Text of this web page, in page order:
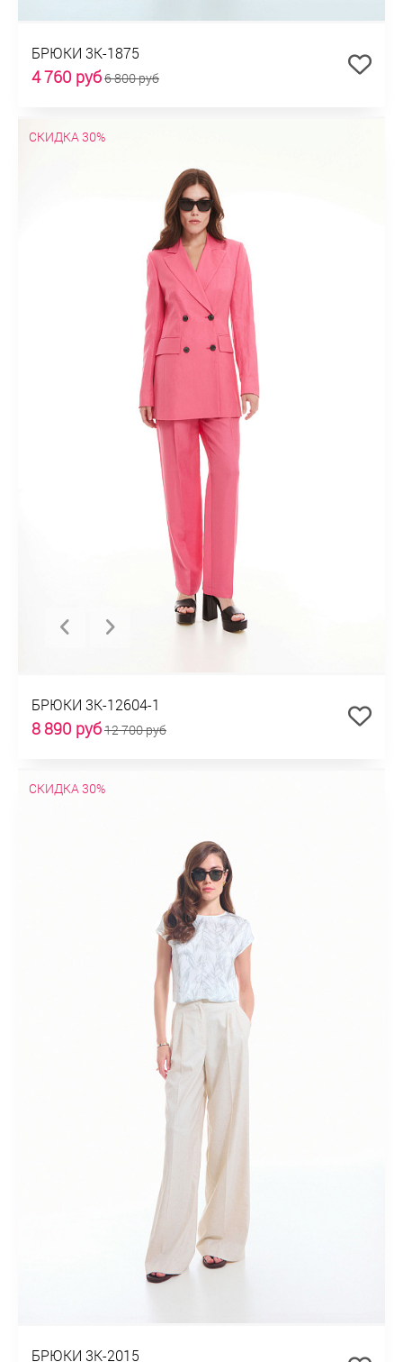
БРЮКИ 3К-1875
4 760 руб6 800 руб
СКИДКА 30%
БРЮКИ 3К-12604-1
8 890 руб12 700 руб
СКИДКА 30%
БРЮКИ 3К-2015